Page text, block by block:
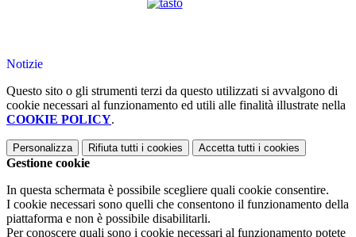
Notizie
Questo sito o gli strumenti terzi da questo utilizzati si avvalgono di
cookie necessari al funzionamento ed utili alle finalità illustrate nella
COOKIE POLICY.
Personalizza Rifiuta tutti i cookies Accetta tutti i cookies
Gestione cookie
In questa schermata è possibile scegliere quali cookie consentire.
I cookie necessari sono quelli che consentono il funzionamento della
piattaforma e non è possibile disabilitarli.
Per conoscere quali sono i cookie necessari al funzionamento potete